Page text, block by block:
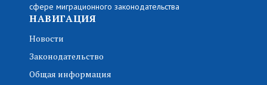
сфере миграционного законодательства
НАВИГАЦИЯ
Новости
Законодательство
Общая информация